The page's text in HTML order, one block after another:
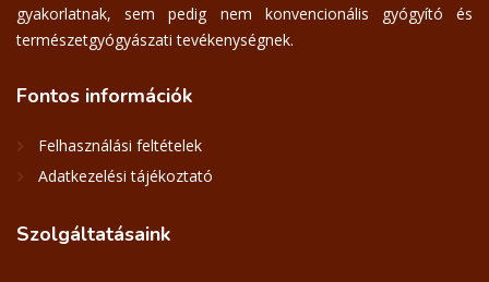
gyakorlatnak, sem pedig nem konvencionális gyógyító és
természetgyógyászati tevékenységnek.
Fontos információk
Felhasználási feltételek
Adatkezelési tájékoztató
Szolgáltatásaink